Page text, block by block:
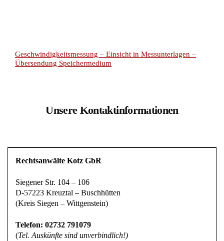
Geschwindigkeitsmessung – Einsicht in Messunterlagen –
Übersendung Speichermedium
Unsere Kontaktinformationen
Rechtsanwälte Kotz GbR
Siegener Str. 104 – 106
D-57223 Kreuztal – Buschhütten
(Kreis Siegen – Wittgenstein)
Telefon: 02732 791079
(Tel. Auskünfte sind unverbindlich!)